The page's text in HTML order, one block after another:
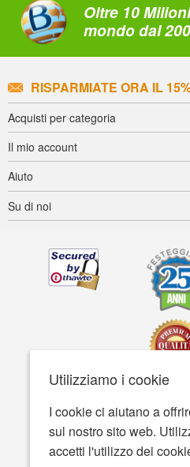
Utilizziamo i cookie
I cookie ci aiutano a
sul nostro sito web.
accetti l'utilizzo dei
Oltre 10
mondo dal
RISPARMIATE ORA IL
Acquisti per categoria
Il mio account
Aiuto
Su di noi
Accessibilità Termini d'uso